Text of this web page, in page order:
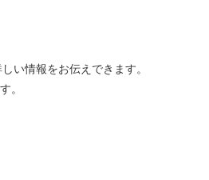
い情報をお伝えできます。
。